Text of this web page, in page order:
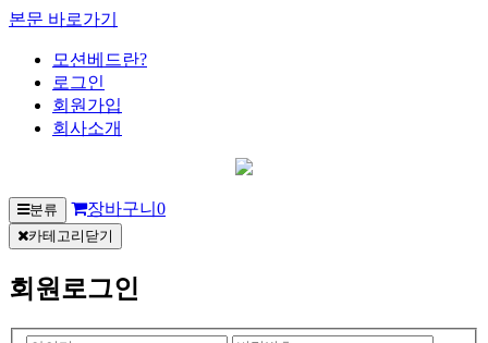
본문 바로가기
모션베드란?
로그인
회원가입
회사소개
분류 장바구니 0
카테고리닫기
회원로그인